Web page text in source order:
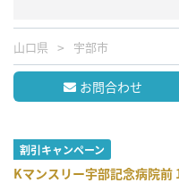
山口県 宇部市
お問合わせ
割引キャンペーン
Kマンスリー宇部記念病院